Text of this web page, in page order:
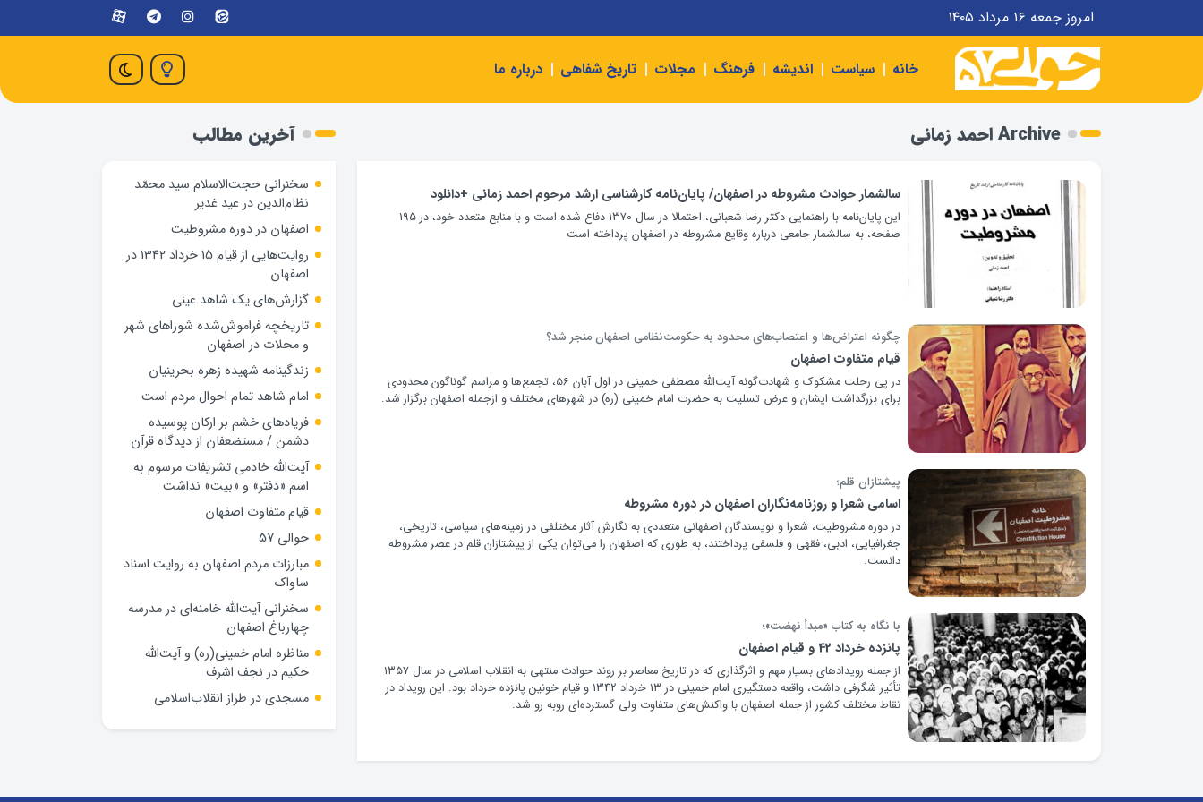
امروز جمعه ۱۶ مرداد ۱۴۰۵
خانه سیاست اندیشه فرهنگ مجلات تاریخ شفاهی درباره ما
Archive احمد زمانی
سالشمار حوادث مشروطه در اصفهان/ پایان‌نامه کارشناسی ارشد مرحوم احمد زمانی +دانلود
این پایان‌نامه با راهنمایی دکتر رضا شعبانی، احتمالا در سال 1370 دفاع شده است و با منابع متعدد خود، در 195
صفحه، به سالشمار جامعی درباره وقایع مشروطه در اصفهان پرداخته است
چگونه اعتراض‌ها و اعتصاب‌های محدود به حکومت‌نظامی اصفهان منجر شد؟
قیام متفاوت اصفهان
در پی رحلت مشکوک و شهادت‌گونه آیت‌الله مصطفی خمینی در اول آبان 56، تجمع‌ها و مراسم گوناگون محدودی
برای بزرگداشت ایشان و عرض تسلیت به حضرت امام خمینی (ره) در شهرهای مختلف و ازجمله اصفهان برگزار شد.
پیشتازان قلم؛
اسامی شعرا و روزنامه‌نگاران اصفهان در دوره مشروطه
در دوره مشروطیت، شعرا و نویسندگان اصفهانی متعددی به نگارش آثار مختلفی در زمینه‌های سیاسی، تاریخی،
جغرافیایی، ادبی، فقهی و فلسفی پرداختند، به طوری که اصفهان را می‌توان یکی از پیشتازان قلم در عصر مشروطه
دانست.
با نگاه به کتاب «مبدأ نهضت»؛
پانزده خرداد 42 و قیام اصفهان
از جمله رویدادهای بسیار مهم و اثرگذاری که در تاریخ معاصر بر روند حوادث منتهی به انقلاب اسلامی در سال ۱۳۵۷
تأثیر شگرفی داشت، واقعه دستگیری امام خمینی در ۱۳ خرداد 1342 و قیام خونین پانزده خرداد بود. این رویداد در
نقاط مختلف کشور از جمله اصفهان با واکنش‌های متفاوت ولی گسترده‌ای روبه رو شد.
آخرین مطالب
سخنرانی حجت‌الاسلام سید محمّد
نظام‌الدین در عید غدیر
اصفهان در دوره مشروطیت
روایت‌هایی از قیام 15 خرداد 1342 در
اصفهان
گزارش‌های یک شاهد عینی
تاریخچه فراموش‌شده شوراهای شهر
و محلات در اصفهان
زندگینامه شهيده زهره بحرينيان
امام شاهد تمام احوال مردم است
فریادهای خشم بر ارکان پوسیده
دشمن / مستضعفان از دیدگاه قرآن
آیت‌الله خادمی تشریفات مرسوم به
اسم «دفتر» و «بیت» نداشت
قیام متفاوت اصفهان
حوالی 57
مبارزات مردم اصفهان به روایت اسناد
ساواک
سخنرانی آیت‌الله خامنه‌ای در مدرسه
چهارباغ اصفهان
مناظره امام خمینی(ره) و آیت‌الله
حکیم در نجف اشرف
مسجدی در طراز انقلاب‌اسلامی